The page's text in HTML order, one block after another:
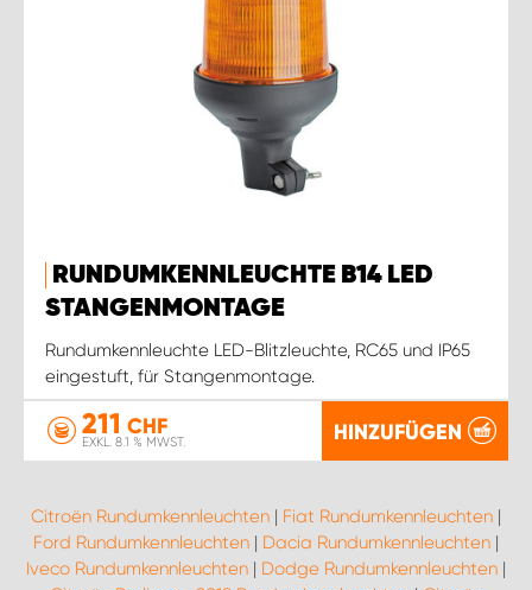
RUNDUMKENNLEUCHTE B14 LED
STANGENMONTAGE
Rundumkennleuchte LED-Blitzleuchte, RC65 und IP65
eingestuft, für Stangenmontage.
211 CHF
EXKL. 8.1 % MWST. HINZUFÜGEN
Citroën Rundumkennleuchten | Fiat Rundumkennleuchten |
Ford Rundumkennleuchten | Dacia Rundumkennleuchten |
Iveco Rundumkennleuchten | Dodge Rundumkennleuchten |